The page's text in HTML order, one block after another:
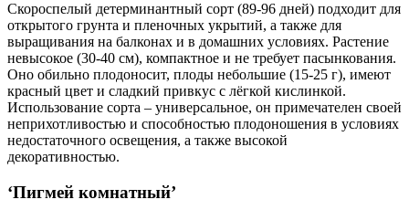
Скороспелый детерминантный сорт (89-96 дней) подходит для
открытого грунта и пленочных укрытий, а также для
выращивания на балконах и в домашних условиях. Растение
невысокое (30-40 см), компактное и не требует пасынкования.
Оно обильно плодоносит, плоды небольшие (15-25 г), имеют
красный цвет и сладкий привкус с лёгкой кислинкой.
Использование сорта – универсальное, он примечателен своей
неприхотливостью и способностью плодоношения в условиях
недостаточного освещения, а также высокой
декоративностью.
‘Пигмей комнатный’